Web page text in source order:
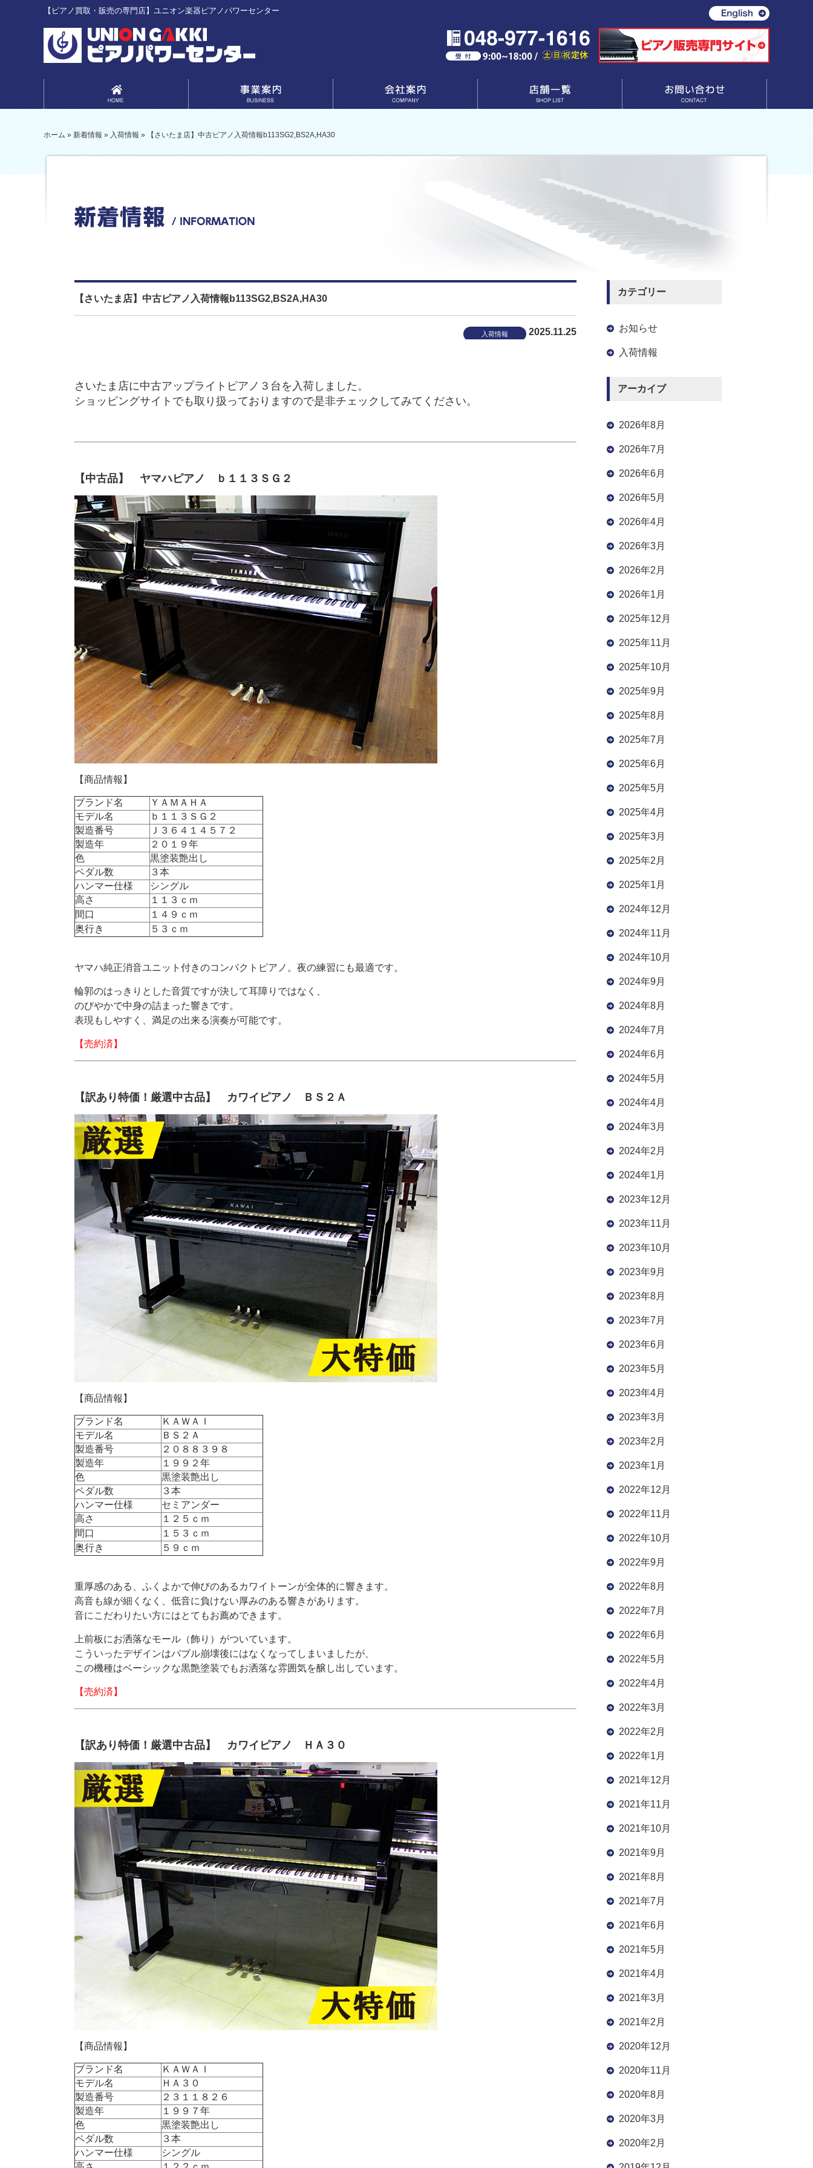
【ピアノ買取・販売の専門店】ユニオン楽器ピアノパワーセンター
ホーム » 新着情報 » 入荷情報 » 【さいたま店】中古ピアノ入荷情報b113SG2,BS2A,HA30
【さいたま店】中古ピアノ入荷情報b113SG2,BS2A,HA30
入荷情報 2025.11.25
さいたま店に中古アップライトピアノ３台を入荷しました。
ショッピングサイトでも取り扱っておりますので是非チェックしてみてください。
【中古品】 ヤマハピアノ ｂ１１３ＳＧ２
【商品情報】
ブランド名
ＹＡＭＡＨＡ
モデル名
ｂ１１３ＳＧ２
製造番号
Ｊ３６４１４５７２
製造年
２０１９年
色
黒塗装艶出し
ペダル数
３本
ハンマー仕様
シングル
高さ
１１３ｃｍ
間口
１４９ｃｍ
奥行き
５３ｃｍ
ヤマハ純正消音ユニット付きのコンパクトピアノ。夜の練習にも最適です。
輪郭のはっきりとした音質ですが決して耳障りではなく、
のびやかで中身の詰まった響きです。
表現もしやすく、満足の出来る演奏が可能です。
【売約済】
【訳あり特価！厳選中古品】 カワイピアノ ＢＳ２Ａ
【商品情報】
ブランド名
ＫＡＷＡＩ
モデル名
ＢＳ２Ａ
製造番号
２０８８３９８
製造年
１９９２年
色
黒塗装艶出し
ペダル数
３本
ハンマー仕様
セミアンダー
高さ
１２５ｃｍ
間口
１５３ｃｍ
奥行き
５９ｃｍ
重厚感のある、ふくよかで伸びのあるカワイトーンが全体的に響きます。
高音も線が細くなく、低音に負けない厚みのある響きがあります。
音にこだわりたい方にはとてもお薦めできます。
上前板にお洒落なモール（飾り）がついています。
こういったデザインはバブル崩壊後にはなくなってしまいましたが、
この機種はベーシックな黒艶塗装でもお洒落な雰囲気を醸し出しています。
【売約済】
【訳あり特価！厳選中古品】 カワイピアノ ＨＡ３０
【商品情報】
ブランド名
ＫＡＷＡＩ
モデル名
ＨＡ３０
製造番号
２３１１８２６
製造年
１９９７年
色
黒塗装艶出し
ペダル数
３本
ハンマー仕様
シングル
カテゴリー
お知らせ
入荷情報
アーカイブ
2026年8月
2026年7月
2026年6月
2026年5月
2026年4月
2026年3月
2026年2月
2026年1月
2025年12月
2025年11月
2025年10月
2025年9月
2025年8月
2025年7月
2025年6月
2025年5月
2025年4月
2025年3月
2025年2月
2025年1月
2024年12月
2024年11月
2024年10月
2024年9月
2024年8月
2024年7月
2024年6月
2024年5月
2024年4月
2024年3月
2024年2月
2024年1月
2023年12月
2023年11月
2023年10月
2023年9月
2023年8月
2023年7月
2023年6月
2023年5月
2023年4月
2023年3月
2023年2月
2023年1月
2022年12月
2022年11月
2022年10月
2022年9月
2022年8月
2022年7月
2022年6月
2022年5月
2022年4月
2022年3月
2022年2月
2022年1月
2021年12月
2021年11月
2021年10月
2021年9月
2021年8月
2021年7月
2021年6月
2021年5月
2021年4月
2021年3月
2021年2月
2020年12月
2020年11月
2020年8月
2020年3月
2020年2月